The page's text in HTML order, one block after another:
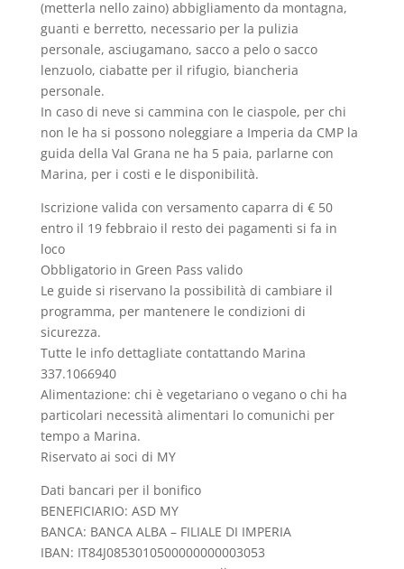
(metterla nello zaino) abbigliamento da montagna,
guanti e berretto, necessario per la pulizia
personale, asciugamano, sacco a pelo o sacco
lenzuolo, ciabatte per il rifugio, biancheria
personale.
In caso di neve si cammina con le ciaspole, per chi
non le ha si possono noleggiare a Imperia da CMP la
guida della Val Grana ne ha 5 paia, parlarne con
Marina, per i costi e le disponibilità.
Iscrizione valida con versamento caparra di € 50
entro il 19 febbraio il resto dei pagamenti si fa in
loco
Obbligatorio in Green Pass valido
Le guide si riservano la possibilità di cambiare il
programma, per mantenere le condizioni di
sicurezza.
Tutte le info dettagliate contattando Marina
337.1066940
Alimentazione: chi è vegetariano o vegano o chi ha
particolari necessità alimentari lo comunichi per
tempo a Marina.
Riservato ai soci di MY
Dati bancari per il bonifico
BENEFICIARIO: ASD MY
BANCA: BANCA ALBA – FILIALE DI IMPERIA
IBAN: IT84J0853010500000000003053